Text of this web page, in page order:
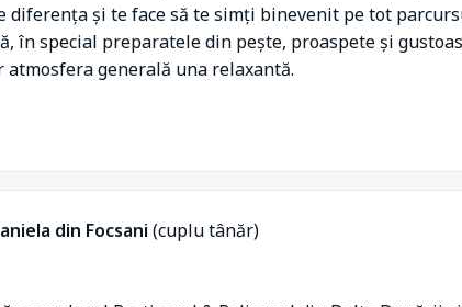
diferența și te face să te simți binevenit pe tot
în special preparatele din pește, proaspete și
atmosfera generală una relaxantă.
din Focsani (cuplu tânăr)